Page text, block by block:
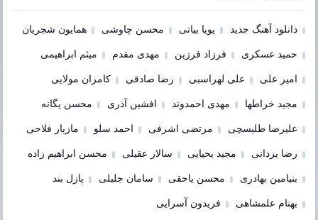
دانلود آهنگ جدید پویا بیاتی محسن چاوشی همایون شجریان
حمید عسکری فرزاد فرزین مهدی مقدم میثم ابراهیمی
امیر علی علی لهراسبی رضا صادقی کامران مولایی
مجید خراطها مهدی احمدوند افشین آذری محسن یگانه
علیرضا طلیسچی مرتضی اشرفی احمد سلو مازیار فلاحی
رضا یزدانی مجید یحیایی سالار عقیلی محسن ابراهیم زاده
بنیامین بهادری محسن یاحقی سامان جلیلی پازل بند
بهنام علمشاهی فریدون آسرایی